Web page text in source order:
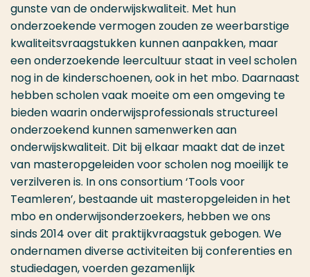
gunste van de onderwijskwaliteit. Met hun
onderzoekende vermogen zouden ze weerbarstige
kwaliteitsvraagstukken kunnen aanpakken, maar
een onderzoekende leercultuur staat in veel scholen
nog in de kinderschoenen, ook in het mbo. Daarnaast
hebben scholen vaak moeite om een omgeving te
bieden waarin onderwijsprofessionals structureel
onderzoekend kunnen samenwerken aan
onderwijskwaliteit. Dit bij elkaar maakt dat de inzet
van masteropgeleiden voor scholen nog moeilijk te
verzilveren is. In ons consortium ‘Tools voor
Teamleren’, bestaande uit masteropgeleiden in het
mbo en onderwijsonderzoekers, hebben we ons
sinds 2014 over dit praktijkvraagstuk gebogen. We
ondernamen diverse activiteiten bij conferenties en
studiedagen, voerden gezamenlijk